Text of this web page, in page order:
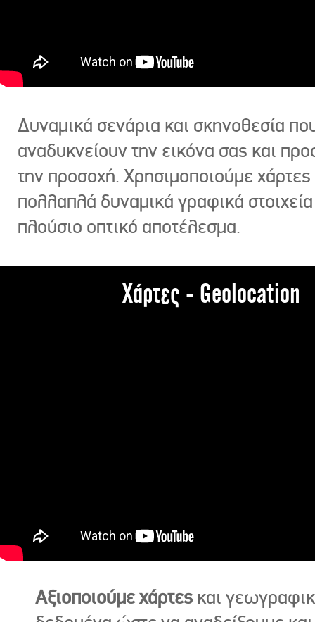
Δυναμικά σενάρια και σκηνοθεσία
αναδυκνείουν την εικόνα σας και
την προσοχή. Χρησιμοποιούμε χάρτες
πολλαπλά δυναμικά γραφικά στοιχεία
πλούσιο οπτικό αποτέλεσμα.
Χάρτες - Geolocation
Αξιοποιούμε χάρτες και